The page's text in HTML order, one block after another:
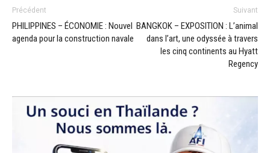
Précédent
PHILIPPINES – ÉCONOMIE : Nouvel
agenda pour la construction navale
Suivant
BANGKOK – EXPOSITION : L’animal
dans l’art, une odyssée à travers
les cinq continents au Hyatt
Regency